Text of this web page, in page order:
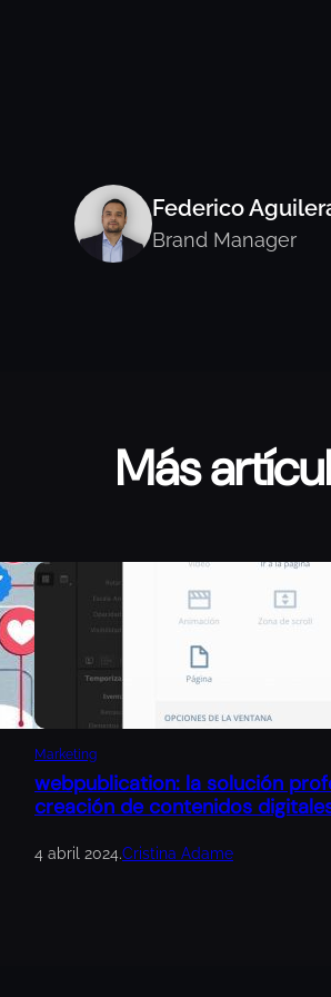
Federico
Brand Manager
Más
Marketing
webpublication: la solución
creación de contenidos
4 abril 2024.Cristina Adame